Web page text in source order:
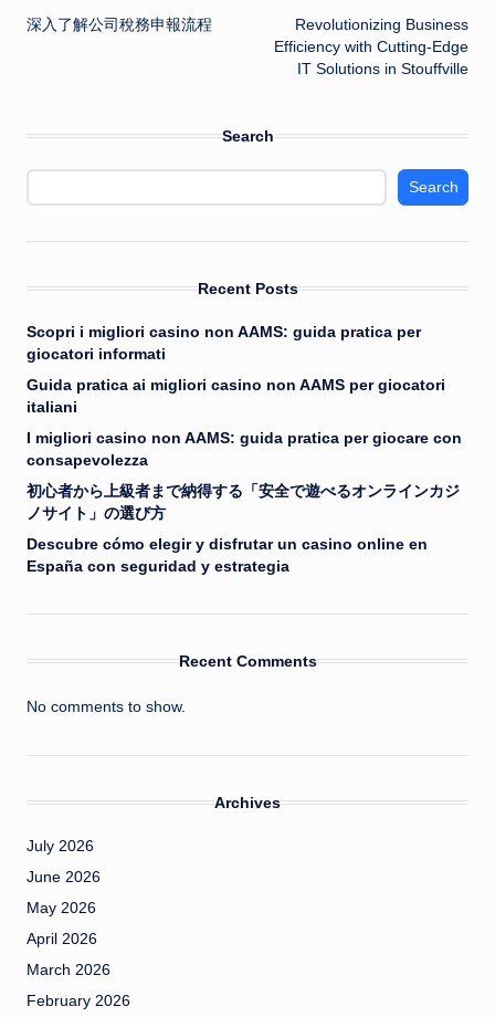
navigation
深入了解公司稅務申報流程
Revolutionizing Business
Efficiency with Cutting-Edge
IT Solutions in Stouffville
Search
Search
Recent Posts
Scopri i migliori casino non AAMS: guida pratica per
giocatori informati
Guida pratica ai migliori casino non AAMS per giocatori
italiani
I migliori casino non AAMS: guida pratica per giocare con
consapevolezza
初心者から上級者まで納得する「安全で遊べるオンラインカジ
ノサイト」の選び方
Descubre cómo elegir y disfrutar un casino online en
España con seguridad y estrategia
Recent Comments
No comments to show.
Archives
July 2026
June 2026
May 2026
April 2026
March 2026
February 2026